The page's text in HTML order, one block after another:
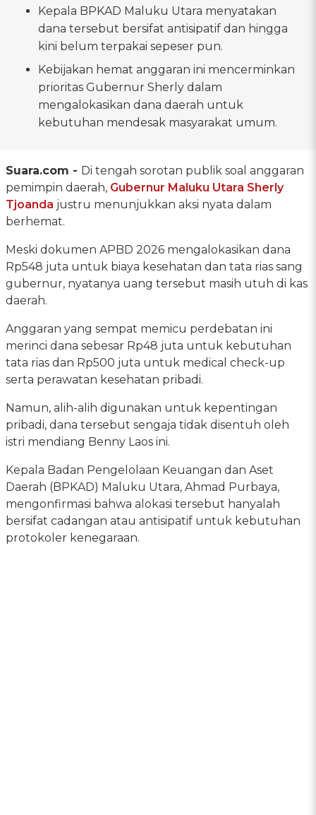
Kepala BPKAD Maluku Utara menyatakan
dana tersebut bersifat antisipatif dan hingga
kini belum terpakai sepeser pun.
Kebijakan hemat anggaran ini mencerminkan
prioritas Gubernur Sherly dalam
mengalokasikan dana daerah untuk
kebutuhan mendesak masyarakat umum.
Suara.com - Di tengah sorotan publik soal anggaran
pemimpin daerah, Gubernur Maluku Utara Sherly
Tjoanda justru menunjukkan aksi nyata dalam
berhemat.
Meski dokumen APBD 2026 mengalokasikan dana
Rp548 juta untuk biaya kesehatan dan tata rias sang
gubernur, nyatanya uang tersebut masih utuh di kas
daerah.
Anggaran yang sempat memicu perdebatan ini
merinci dana sebesar Rp48 juta untuk kebutuhan
tata rias dan Rp500 juta untuk medical check-up
serta perawatan kesehatan pribadi.
Namun, alih-alih digunakan untuk kepentingan
pribadi, dana tersebut sengaja tidak disentuh oleh
istri mendiang Benny Laos ini.
Kepala Badan Pengelolaan Keuangan dan Aset
Daerah (BPKAD) Maluku Utara, Ahmad Purbaya,
mengonfirmasi bahwa alokasi tersebut hanyalah
bersifat cadangan atau antisipatif untuk kebutuhan
protokoler kenegaraan.